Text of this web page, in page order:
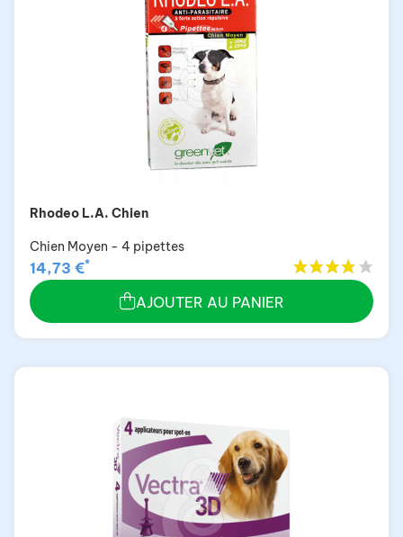
Rhodeo L.A. Chien
Chien Moyen - 4 pipettes
14,73 €*
AJOUTER AU PANIER